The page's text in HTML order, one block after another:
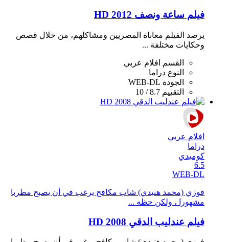
فيلم ساعة ونصف 2012 HD
يرصد الفيلم معاناة المصريين ومشاكلهم، من خلال قصص
وحكايات مختلفة ...
القسم
افلام عربي
النوع دراما
الجودة WEB-DL
التقييم 8.7 / 10
افلام عربي
دراما
كوميدي
6.5
WEB-DL
فوزي (محمد هنيدي) شاب مكافح يرغب في أن يصبح مطربا
مشهورا ، ولكن حظه ...
فيلم عندليب الدقي 2008 HD